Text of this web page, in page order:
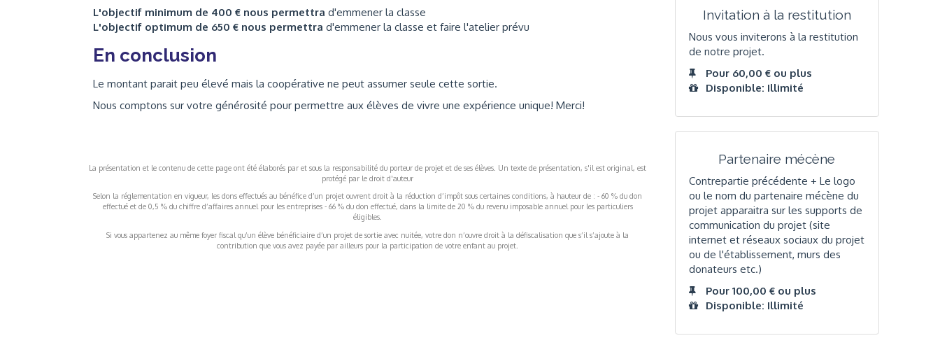
L'objectif minimum de 400 € nous permettra d'emmener la classe
L'objectif optimum de 650 € nous permettra d'emmener la classe et faire l'atelier prévu
En conclusion
Le montant parait peu élevé mais la coopérative ne peut assumer seule cette sortie.
Nous comptons sur votre générosité pour permettre aux élèves de vivre une expérience unique! Merci!
La présentation et le contenu de cette page ont été élaborés par et sous la responsabilité du porteur de projet et de ses élèves. Un texte de présentation, s'il est original, est
protégé par le droit d'auteur
Selon la réglementation en vigueur, les dons effectués au bénéfice d’un projet ouvrent droit à la réduction d’impôt sous certaines conditions, à hauteur de : - 60 % du don
effectué et de 0,5 % du chiffre d’affaires annuel pour les entreprises - 66 % du don effectué, dans la limite de 20 % du revenu imposable annuel pour les particuliers
éligibles.
Si vous appartenez au même foyer fiscal qu’un élève bénéficiaire d’un projet de sortie avec nuitée, votre don n’ouvre droit à la défiscalisation que s’il s’ajoute à la
contribution que vous avez payée par ailleurs pour la participation de votre enfant au projet.
Invitation à la restitution
Nous vous inviterons à la restitution
de notre projet.
Pour 60,00 € ou plus
Disponible: Illimité
Partenaire mécène
Contrepartie précédente + Le logo
ou le nom du partenaire mécène du
projet apparaitra sur les supports de
communication du projet (site
internet et réseaux sociaux du projet
ou de l'établissement, murs des
donateurs etc.)
Pour 100,00 € ou plus
Disponible: Illimité